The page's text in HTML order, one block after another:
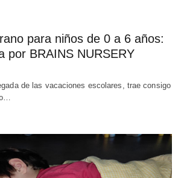
para niños de 0 a 6 años:
por BRAINS NURSERY
de las vacaciones escolares, trae consigo